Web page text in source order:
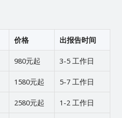
价格 出报告时间
980元起 3-5 工作日
1580元起 5-7 工作日
2580元起 1-2 工作日